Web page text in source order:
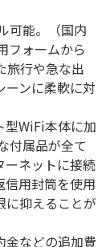
可能。（国内
フォームから
旅行や急な出
ーンに柔軟に対
型WiFi本体に加
付属品が全て
ーネットに接続
信用封筒を使用
に抑えることが
金などの追加費